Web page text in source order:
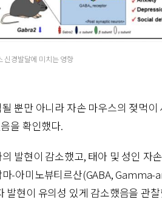
경발달에 미치는 영향
뿐만 아니라 자손 마우스의 젖먹이
을 확인했다.
발현이 감소했고, 태아 및 성인 자
-아미노뷰티르산(GABA,
현이 유의성 있게 감소했음을 관찰